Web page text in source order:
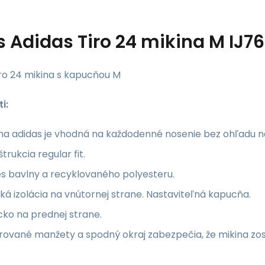
Adidas Tiro 24 mikina M
24 mikina s kapucňou M
adidas je vhodná na každodenné nosenie bez ohľadu
regular fit.
bavlny a recyklovaného polyesteru.
izolácia na vnútornej strane. Nastaviteľná kapucňa.
na prednej strane.
manžety a spodný okraj zabezpečia, že mikina